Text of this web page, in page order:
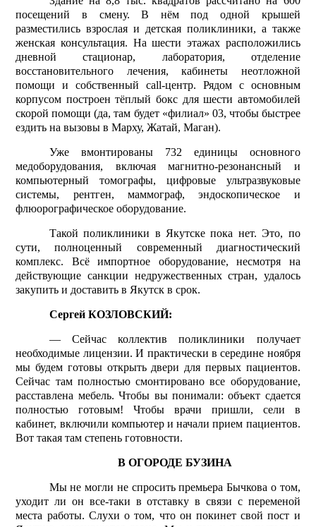
посещений в смену. В нём под одной крышей
разместились взрослая и детская поликлиники, а также
женская консультация. На шести этажах расположились
дневной стационар, лаборатория, отделение
восстановительного лечения, кабинеты неотложной
помощи и собственный call-центр. Рядом с основным
корпусом построен тёплый бокс для шести автомобилей
скорой помощи (да, там будет «филиал» 03, чтобы быстрее
ездить на вызовы в Марху, Жатай, Маган).
Уже вмонтированы 732 единицы основного
медоборудования, включая магнитно-резонансный и
компьютерный томографы, цифровые ультразвуковые
системы, рентген, маммограф, эндоскопическое и
флюорографическое оборудование.
Такой поликлиники в Якутске пока нет. Это, по
сути, полноценный современный диагностический
комплекс. Всё импортное оборудование, несмотря на
действующие санкции недружественных стран, удалось
закупить и доставить в Якутск в срок.
Сергей КОЗЛОВСКИЙ:
— Сейчас коллектив поликлиники получает
необходимые лицензии. И прак­тически в середине ноября
мы будем готовы открыть двери для первых пациентов.
Сейчас там полностью смонтировано все оборудование,
расставлена мебель. Чтобы вы понимали: объект сдается
полностью готовым! Чтобы врачи пришли, сели в
кабинет, включили компьютер и начали прием пациентов.
Вот такая там степень готовности.
В ОГОРОДЕ БУЗИНА
Мы не могли не спросить премьера Бычкова о том,
уходит ли он все-таки в отставку в связи с переменой
места работы. Слухи о том, что он покинет свой пост и